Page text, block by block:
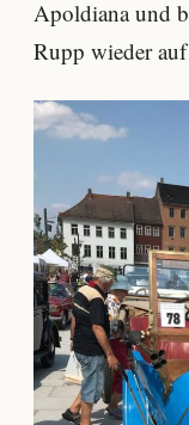
Apoldiana und
Rupp wieder